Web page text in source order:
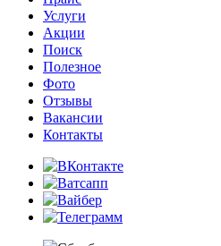
Услуги
Акции
Поиск
Полезное
Фото
Отзывы
Вакансии
Контакты